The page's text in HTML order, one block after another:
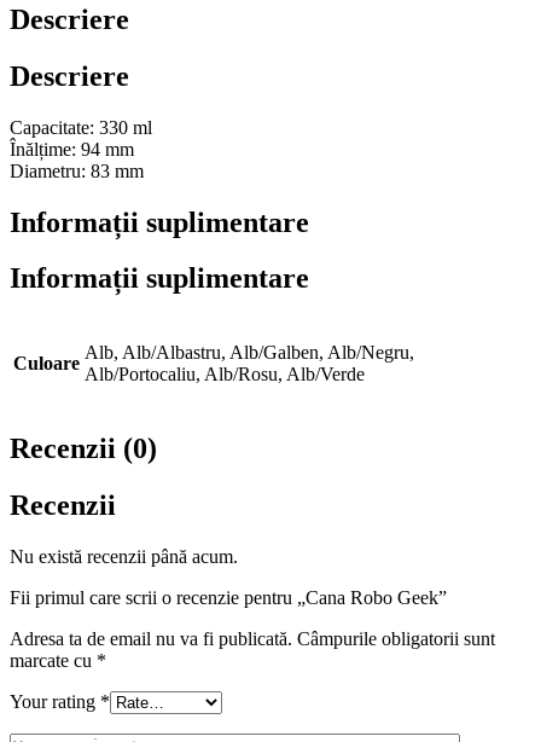
Descriere
Descriere
Capacitate: 330 ml
Înălțime: 94 mm
Diametru: 83 mm
Informații suplimentare
Informații suplimentare
Culoare
Alb, Alb/Albastru, Alb/Galben, Alb/Negru,
Alb/Portocaliu, Alb/Rosu, Alb/Verde
Recenzii (0)
Recenzii
Nu există recenzii până acum.
Fii primul care scrii o recenzie pentru „Cana Robo Geek”
Adresa ta de email nu va fi publicată. Câmpurile obligatorii sunt
marcate cu *
Your rating *